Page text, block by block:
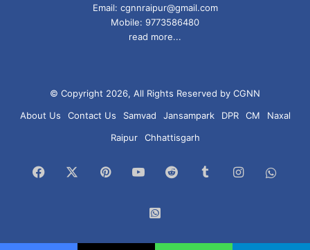
Email: cgnnraipur@gmail.com
Mobile: 9773586480
read more...
© Copyright 2026, All Rights Reserved by CGNN
About Us
Contact Us Samvad Jansampark DPR CM
Naxal
Raipur
Chhattisgarh
Facebook PinterestYouTubeReddit TumblrInstagram
Group